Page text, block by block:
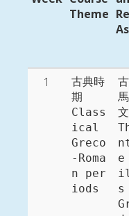
Theme
1
古典時
期
Class
ical
Greco
-Roma
n per
iods
s